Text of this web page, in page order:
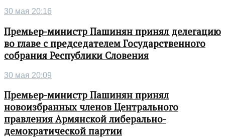
30 мая 20:16
Премьер-министр Пашинян принял делегацию
во главе с председателем Государственного
собрания Республики Словения
30 мая 20:09
Премьер-министр Пашинян принял
новоизбранных членов Центрального
правления Армянской либерально-
демократической партии